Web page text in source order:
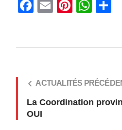
Facebook
Email Pinterest
ACTUALITÉS
La Coordination
OUI